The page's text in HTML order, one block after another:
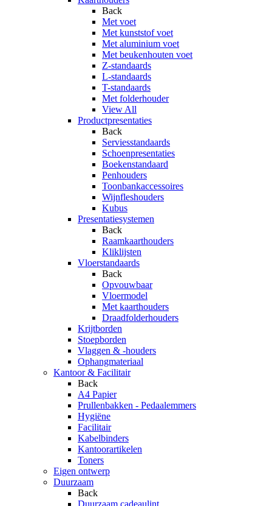
Back
Met voet
Met kunststof voet
Met aluminium voet
Met beukenhouten voet
Z-standaards
L-standaards
T-standaards
Met folderhouder
View All
Productpresentaties
Back
Serviesstandaards
Schoenpresentaties
Boekenstandaard
Penhouders
Toonbankaccessoires
Wijnfleshouders
Kubus
Presentatiesystemen
Back
Raamkaarthouders
Kliklijsten
Vloerstandaards
Back
Opvouwbaar
Vloermodel
Met kaarthouders
Draadfolderhouders
Krijtborden
Stoepborden
Vlaggen & -houders
Ophangmateriaal
Kantoor & Facilitair
Back
A4 Papier
Prullenbakken - Pedaalemmers
Hygiëne
Facilitair
Kabelbinders
Kantoorartikelen
Toners
Eigen ontwerp
Duurzaam
Back
Duurzaam cadeaulint